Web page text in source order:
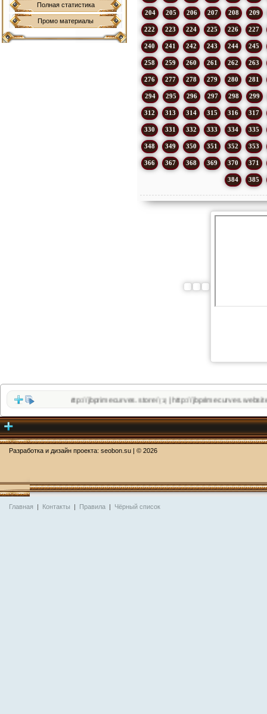
Полная статистика
Промо материалы
204 205 206 207 208 209
222 223 224 225 226 227
240 241 242 243 244 245
258 259 260 261 262 263
276 277 278 279 280 281
294 295 296 297 298 299
312 313 314 315 316 317
330 331 332 333 334 335
348 349 350 351 352 353
366 367 368 369 370 371
384 385
http://jbprimecurves.store/(1)|http://jbprimecurves.website/(1)
Разработка и дизайн проекта: seobon.su | © 2026
Главная | Контакты | Правила | Чёрный список